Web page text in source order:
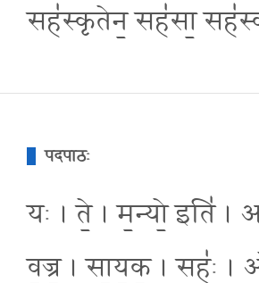
सह॑स्कृतेन॒ सह॑सा॒
पदपाठः
यः । ते॒ । म॒न्यो॒ इति॑ ।
व॒ज्र॒ । सा॒य॒क॒ । सहः॑ ।